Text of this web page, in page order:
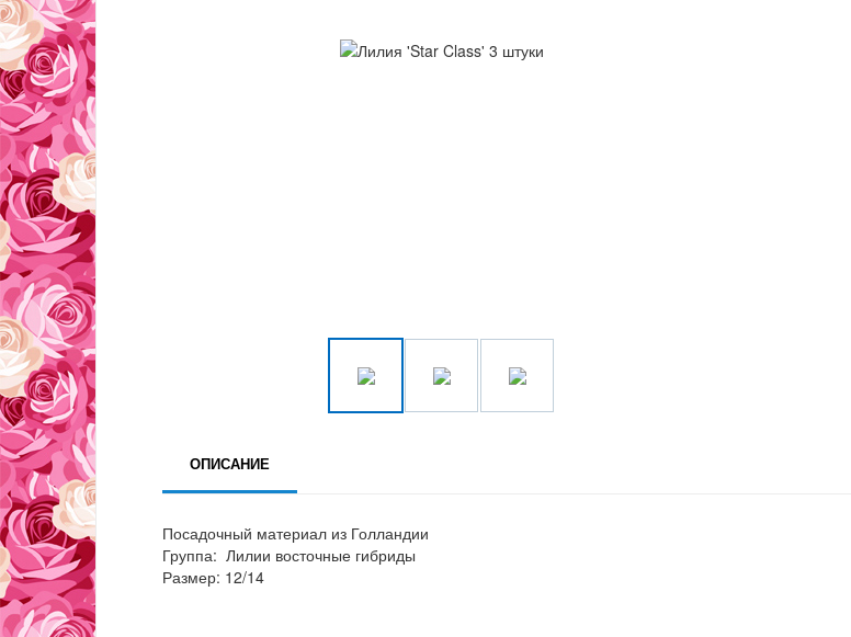
ОПИСАНИЕ
Посадочный материал из Голландии
Группа: Лилии восточные гибриды
Размер: 12/14